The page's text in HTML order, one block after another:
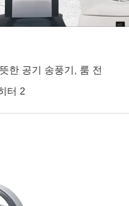
한 공기 송풍기, 룸 전
터 2